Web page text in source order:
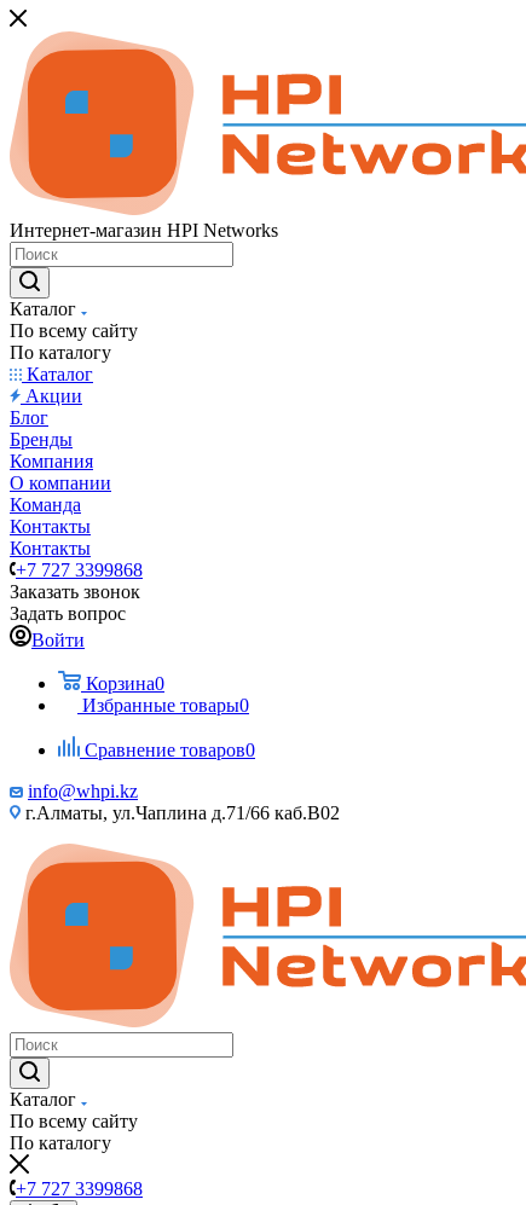
Интернет-магазин HPI Networks
Каталог
По всему сайту
По каталогу
Каталог
Акции
Блог
Бренды
Компания
О компании
Команда
Контакты
Контакты
+7 727 3399868
Заказать звонок
Задать вопрос
Войти
Корзина0
Избранные товары0
Сравнение товаров0
info@whpi.kz
г.Алматы, ул.Чаплина д.71/66 каб.B02
Каталог
По всему сайту
По каталогу
+7 727 3399868